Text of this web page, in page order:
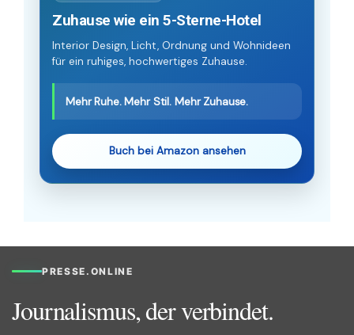
Zuhause wie ein 5-Sterne-Hotel
Interior Design, Licht, Ordnung und Wohnideen
für ein ruhiges, hochwertiges Zuhause.
Mehr Ruhe. Mehr Stil. Mehr Zuhause.
Buch bei Amazon ansehen
PRESSE.ONLINE
Journalismus, der verbindet.